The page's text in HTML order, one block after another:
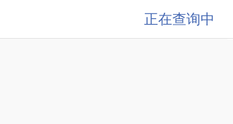
正在查询中